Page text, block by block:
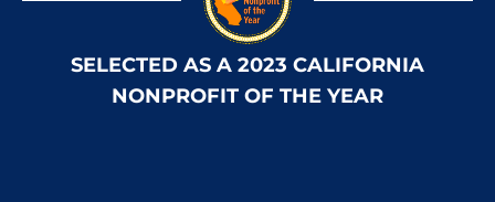
SELECTED AS A 2023 CALIFORNIA
NONPROFIT OF THE YEAR